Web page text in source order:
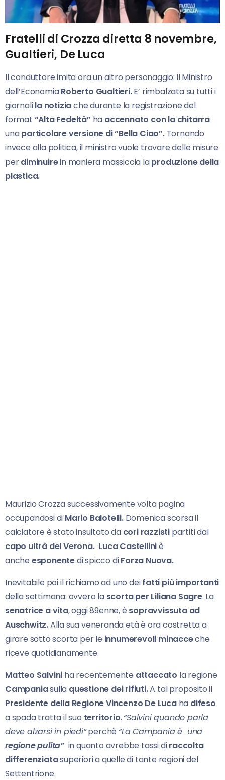
Fratelli di Crozza diretta 8 novembre,
Gualtieri, De Luca
Il conduttore imita ora un altro personaggio: il Ministro
dell’EconomiaRoberto Gualtieri.E’ rimbalzata su tutti i
giornalila notiziache durante la registrazione del
format “Alta Fedeltà” ha accennato con la chitarra
unaparticolare versione di “Bella Ciao”. Tornando
invece alla politica, il ministro vuole trovare delle misure
perdiminuirein maniera massiccia laproduzione della
plastica.
Maurizio Crozza successivamente volta pagina
occupandosi di Mario Balotelli.Domenica scorsa il
calciatore è stato insultato dacori razzisti partiti dal
capo ultrà del Verona. Luca Castelliniè
anche esponentedi spicco diForza Nuova.
Inevitabile poi il richiamo ad uno deifatti più importanti
della settimana: ovvero lascorta per Liliana Sagre. La
senatrice a vita, oggi 89enne, è sopravvissuta ad
Auschwitz.Alla sua veneranda età è ora costretta a
girare sotto scorta per le innumerevoli minacceche
riceve quotidianamente.
Matteo Salvini ha recentemente attaccato la regione
Campaniasulla questione dei rifiuti.A tal proposito il
Presidente della RegioneVincenzo De Lucaha difeso
a spada tratta il suo territorio. “Salvini quando parla
deve alzarsi in piedi”perchè “La Campania è una
regione pulita” in quanto avrebbe tassi diraccolta
differenziatasuperiori a quelle di tante regioni del
Settentrione.